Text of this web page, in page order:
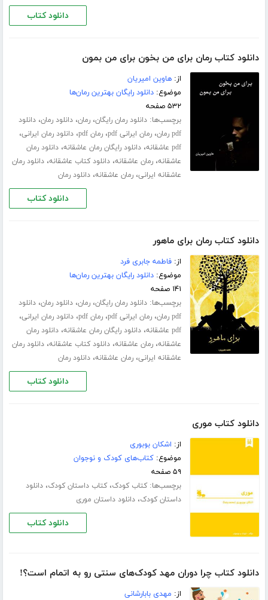
دانلود کتاب
دانلود کتاب رمان برای من بخون برای من بمون
از:هاوین امیریان
موضوع:دانلود رایگان بهترین رمان‌ها
۵۳۲ صفحه
برچسب‌ها:دانلود رمان رایگان،رمان،دانلود رمان،دانلود
pdf رمان
،رمان ایرانی pdf ،رمان pdf ،دانلود رمان ایرانی،
pdf عاشقانه ،دانلود رایگان رمان عاشقانه،دانلود رمان
عاشقانه،رمان عاشقانه،دانلود کتاب عاشقانه،دانلود رمان
عاشقانه ایرانی،رمان عاشقانه،دانلود رمان
دانلود کتاب
دانلود کتاب رمان برای ماهور
از:فاطمه جابری فرد
موضوع:دانلود رایگان بهترین رمان‌ها
۱۴۱ صفحه
برچسب‌ها:دانلود رمان رایگان،رمان،دانلود رمان،دانلود
pdf رمان
،رمان ایرانی pdf ،رمان pdf ،دانلود رمان ایرانی،
pdf عاشقانه ،دانلود رایگان رمان عاشقانه،دانلود رمان
عاشقانه،رمان عاشقانه،دانلود کتاب عاشقانه،دانلود رمان
عاشقانه ایرانی،رمان عاشقانه،دانلود رمان
دانلود کتاب
دانلود کتاب موری
از: اشکان بوبوری
موضوع:کتاب‌های کودک و نوجوان
۵۹ صفحه
برچسب‌ها:کتاب کودک،کتاب داستان کودک،دانلود
داستان کودک،دانلود داستان موری
دانلود کتاب
دانلود کتاب چرا دوران مهد کودک‌های سنتی رو به اتمام است؟!
از: مهدی بابارشانی